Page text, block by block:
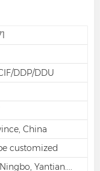
DDP/DDU
China
customized
Yantian....